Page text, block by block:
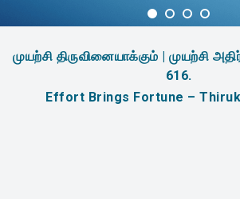
முயற்சி திருவினையாக்கும் | முயற்சி
616.
Effort Brings Fortune –